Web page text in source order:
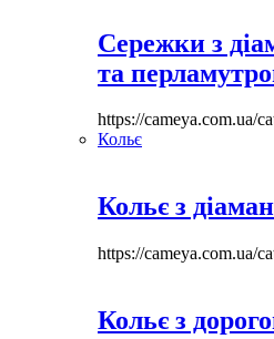
Сережки з
та
https://cameya.com.ua/
Кольє
Кольє з
https://cameya.com.ua/
Кольє з